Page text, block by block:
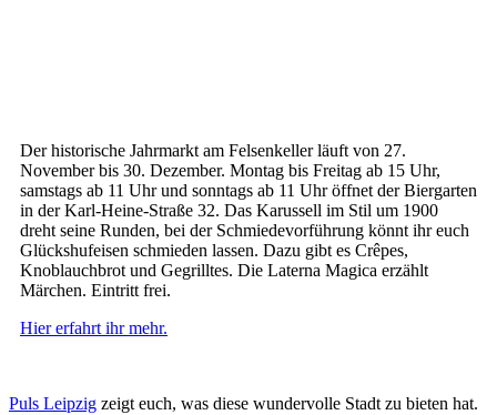
Der historische Jahrmarkt am Felsenkeller läuft von 27.
November bis 30. Dezember. Montag bis Freitag ab 15 Uhr,
samstags ab 11 Uhr und sonntags ab 11 Uhr öffnet der Biergarten
in der Karl-Heine-Straße 32. Das Karussell im Stil um 1900
dreht seine Runden, bei der Schmiedevorführung könnt ihr euch
Glückshufeisen schmieden lassen. Dazu gibt es Crêpes,
Knoblauchbrot und Gegrilltes. Die Laterna Magica erzählt
Märchen. Eintritt frei.
Hier erfahrt ihr mehr.
Puls Leipzig zeigt euch, was diese wundervolle Stadt zu bieten hat.